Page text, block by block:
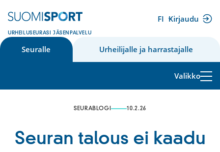
sisältöön
URHEILUSEURASI JÄSENPALVELU
FI Kirjaudu
(ulkoinen
Seuralle
Urheilijalle ja harrastajalle
Valikko
SEURABLOGI 10.2.26
Seuran talous ei kaadu